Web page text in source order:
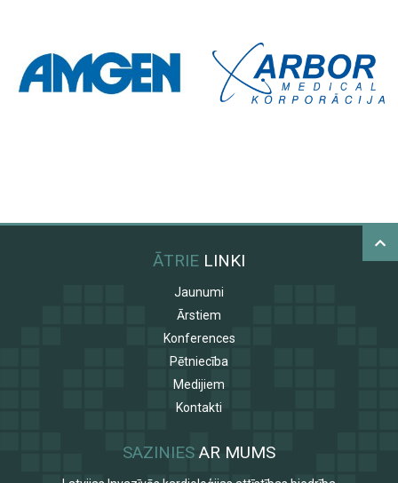
ĀTRIE LINKI
Jaunumi
Ārstiem
Konferences
Pētniecība
Medijiem
Kontakti
SAZINIES AR MUMS